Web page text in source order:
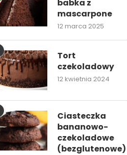
babka z
mascarpone
12 marca 2025
Tort
czekoladowy
12 kwietnia 2024
Ciasteczka
bananowo-
czekoladowe
(bezglutenowe)